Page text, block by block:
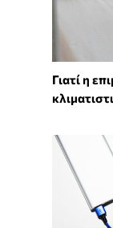
Γιατί η